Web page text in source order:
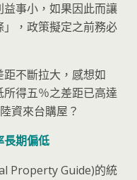
事小，如果因此而讓
，政策擬定之前務必
不斷拉大，感想如
得五％之差距已高達
資來台購屋？
長期偏低
Property Guide)的統